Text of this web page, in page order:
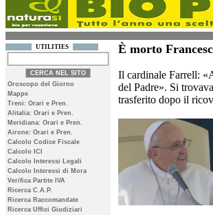
UTILITIES
Oroscopo del Giorno
Mappe
Treni: Orari e Pren.
Alitalia: Orari e Pren.
Meridiana: Orari e Pren.
Airone: Orari e Pren.
Calcolo Codice Fiscale
Calcolo ICI
Calcolo Interessi Legali
Calcolo Interessi di Mora
Verifica Partite IVA
Ricerca C.A.P.
Ricerca Raccomandate
Ricerca Uffici Giudiziari
È morto
Il cardinale Farrell:
del Padre». Si
trasferito dopo il